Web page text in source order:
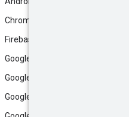
Chrome
Firebase
Google AI Studio
Google Antigravity
Google Cloud